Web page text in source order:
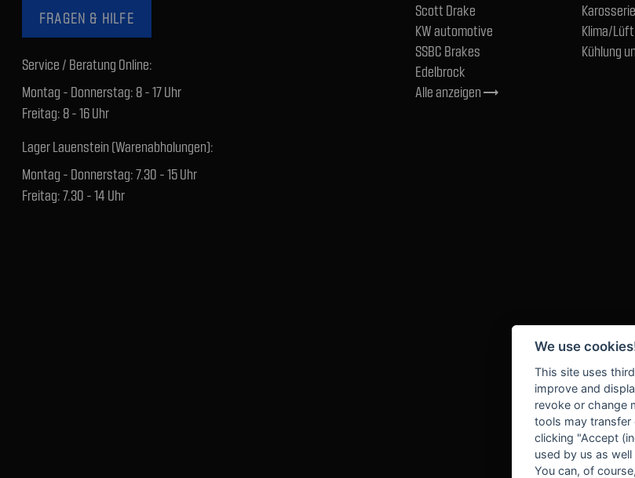
FRAGEN & HILFE
Service / Beratung Online:
Montag - Donnerstag: 8 - 17 Uhr
Freitag: 8 - 16 Uhr
Lager Lauenstein (Warenabholungen):
Montag - Donnerstag: 7.30 - 15 Uhr
Freitag: 7.30 - 14 Uhr
Scott Drake
KW automotive
SSBC Brakes
Edelbrock
Alle anzeigentrending_flat
Karosserie
Klima/
Kühlung
We use
This site uses
improve and
revoke or change
tools may transfer
clicking "Accept
used by us as
You can, of